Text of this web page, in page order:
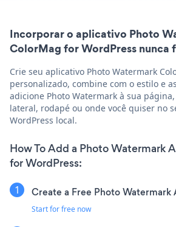
Incorporar o aplicativo Photo
ColorMag for WordPress nunca
Crie seu aplicativo Photo Watermark
personalizado, combine com o estilo e
adicione Photo Watermark à sua
lateral, rodapé ou onde você quiser no
WordPress local.
How To Add a Photo Watermark
for WordPress:
Create a Free Photo Watermark
Start for free now